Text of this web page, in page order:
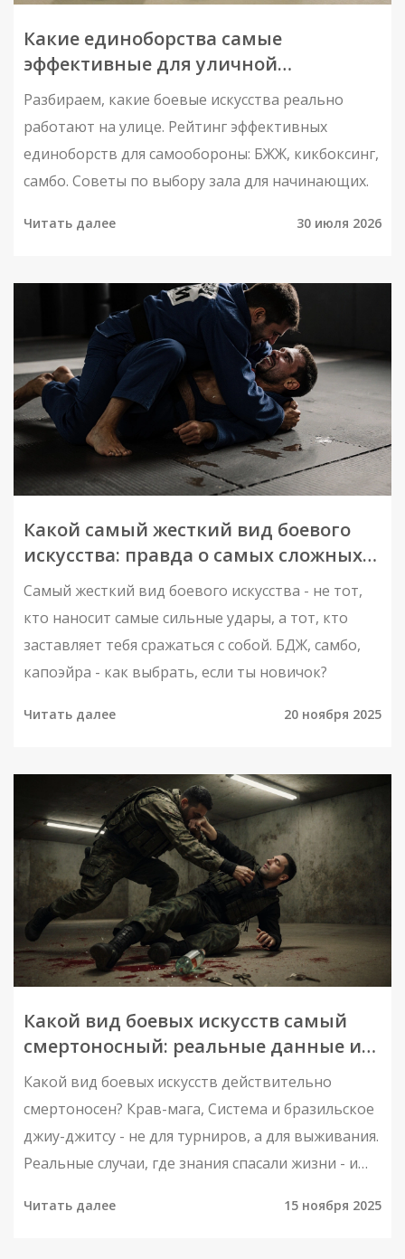
Какие единоборства самые
эффективные для уличной
самообороны: рейтинг и советы
Разбираем, какие боевые искусства реально
работают на улице. Рейтинг эффективных
единоборств для самообороны: БЖЖ, кикбоксинг,
самбо. Советы по выбору зала для начинающих.
Читать далее 30 июля 2026
Какой самый жесткий вид боевого
искусства: правда о самых сложных
системах для начинающих
Самый жесткий вид боевого искусства - не тот,
кто наносит самые сильные удары, а тот, кто
заставляет тебя сражаться с собой. БДЖ, самбо,
капоэйра - как выбрать, если ты новичок?
Читать далее 20 ноября 2025
Какой вид боевых искусств самый
смертоносный: реальные данные и
исторические факты
Какой вид боевых искусств действительно
смертоносен? Крав-мага, Системa и бразильское
джиу-джитсу - не для турниров, а для выживания.
Реальные случаи, где знания спасали жизни - и
Читать далее 15 ноября 2025